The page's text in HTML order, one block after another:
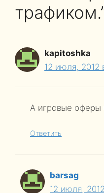
kapitoshka
12 июля, 2012
А игровые оферы
Ответить
barsag
12 июля,